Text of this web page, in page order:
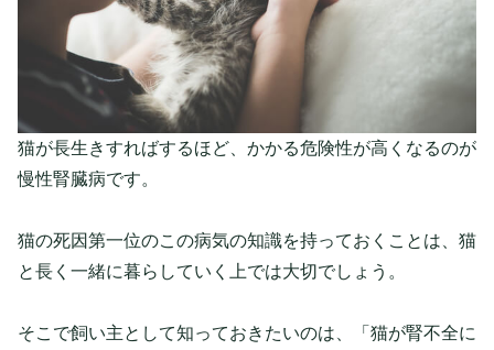
猫が長生きすればするほど、かかる危険性が高くなるのが
慢性腎臓病です。
猫の死因第一位のこの病気の知識を持っておくことは、猫
と長く一緒に暮らしていく上では大切でしょう。
そこで飼い主として知っておきたいのは、「 猫が腎不全に